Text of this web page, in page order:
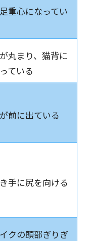
重心になってい
丸まり、猫背に
ている
前に出ている
手に尻を向ける
クの頭部ぎりぎ